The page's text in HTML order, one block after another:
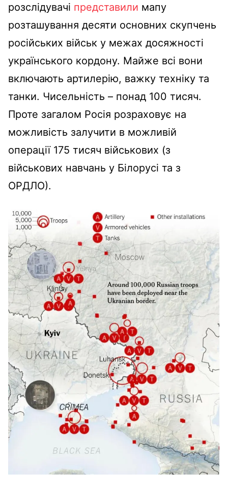
розслідувачі представили мапу
розташування десяти основних скупчень
російських військ у межах досяжності
українського кордону. Майже всі вони
включають артилерію, важку техніку та
танки. Чисельність – понад 100 тисяч.
Проте загалом Росія розраховує на
можливість залучити в можливій
операції 175 тисяч військових (з
військових навчань у Білорусі та з
ОРДЛО).